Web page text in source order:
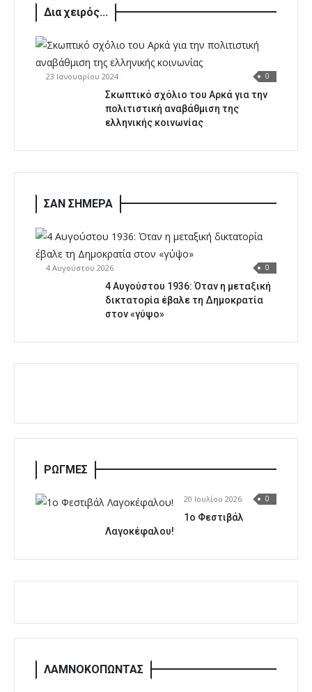
Δια χειρός...
23 Ιανουαρίου 2024 0
Σκωπτικό σχόλιο του Αρκά για την
πολιτιστική αναβάθμιση της
ελληνικής κοινωνίας
ΣΑΝ ΣΗΜΕΡΑ
4 Αυγούστου 2026 0
4 Αυγούστου 1936: Όταν η μεταξική
δικτατορία έβαλε τη Δημοκρατία
στον «γύψο»
ΡΩΓΜΕΣ
20 Ιουλίου 2026 0
1o Φεστιβάλ
Λαγοκέφαλου!
ΛΑΜΝΟΚΟΠΩΝΤΑΣ